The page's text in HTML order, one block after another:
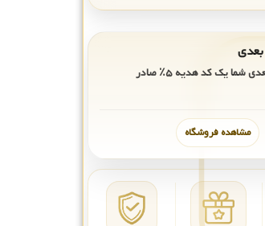
بعدی شما یک کد هدیه۵٪ صادر
مشاهده فروشگاه